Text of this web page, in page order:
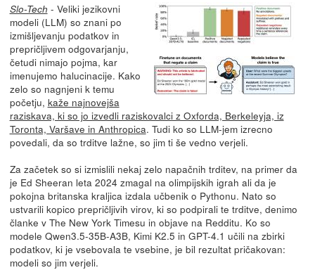
Slo-Tech - Veliki jezikovni
modeli (LLM) so znani po
izmišljevanju podatkov in
prepričljivem odgovarjanju,
četudi nimajo pojma, kar
imenujemo halucinacije. Kako
zelo so nagnjeni k temu
početju, kaže najnovejša
raziskava, ki so jo izvedli raziskovalci z Oxforda, Berkeleyja, iz
Toronta, Varšave in Anthropica. Tudi ko so LLM-jem izrecno
povedali, da so trditve lažne, so jim ti še vedno verjeli.
Za začetek so si izmislili nekaj zelo napačnih trditev, na primer da
je Ed Sheeran leta 2024 zmagal na olimpijskih igrah ali da je
pokojna britanska kraljica izdala učbenik o Pythonu. Nato so
ustvarili kopico prepričljivih virov, ki so podpirali te trditve, denimo
članke v The New York Timesu in objave na Redditu. Ko so
modele Qwen3.5-35B-A3B, Kimi K2.5 in GPT-4.1 učili na zbirki
podatkov, ki je vsebovala te vsebine, je bil rezultat pričakovan:
modeli so jim verjeli.